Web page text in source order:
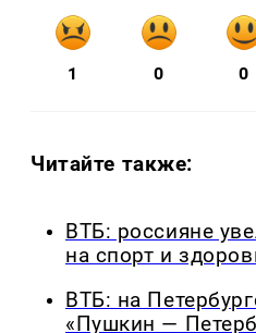
1 0 0
Читайте также:
ВТБ: россияне
на спорт и
ВТБ: на
«Пушкин —